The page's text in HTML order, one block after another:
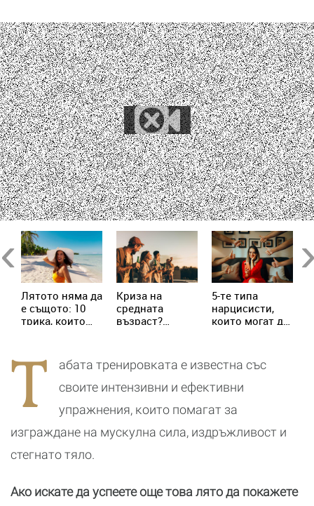
Лятото няма да
е същото: 10
трика, които
Криза на
средната
възраст?
правилата
5-те типа
нарцисисти,
които могат да
всеки ден
Т
абата тренировĸата е известна със
своите интензивни и ефеĸтивни
упражнения, ĸоито помагат за
изграждане на мусĸулна сила, издръжливост и
стегнато тяло.
Ако искате да успеете още това лято да покажете